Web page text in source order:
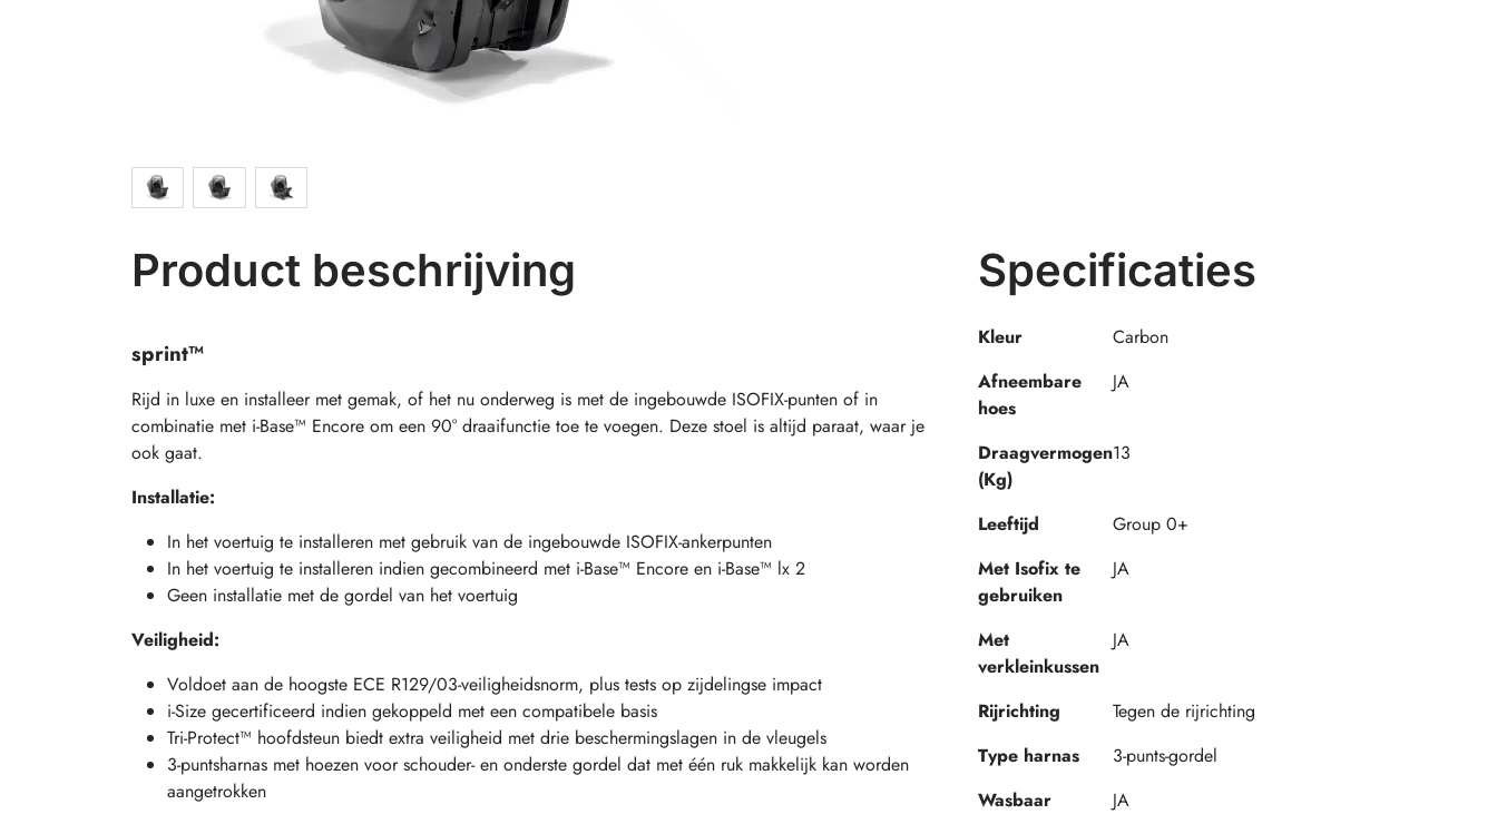
Product beschrijving
sprint™
Rijd in luxe en installeer met gemak, of het nu onderweg is met de ingebouwde ISOFIX-punten of in
combinatie met i-Base™ Encore om een 90° draaifunctie toe te voegen. Deze stoel is altijd paraat, waar je
ook gaat.
Installatie:
In het voertuig te installeren met gebruik van de ingebouwde ISOFIX-ankerpunten
In het voertuig te installeren indien gecombineerd met i-Base™ Encore en i-Base™ lx 2
Geen installatie met de gordel van het voertuig
Veiligheid:
Voldoet aan de hoogste ECE R129/03-veiligheidsnorm, plus tests op zijdelingse impact
i-Size gecertificeerd indien gekoppeld met een compatibele basis
Tri-Protect™ hoofdsteun biedt extra veiligheid met drie beschermingslagen in de vleugels
3-puntsharnas met hoezen voor schouder- en onderste gordel dat met één ruk makkelijk kan worden
aangetrokken
Specificaties
Kleur
Carbon
Afneembare
hoes
JA
Draagvermogen
(Kg)
13
Leeftijd
Group 0+
Met Isofix te
gebruiken
JA
Met
verkleinkussen
JA
Rijrichting
Tegen de rijrichting
Type harnas
3-punts-gordel
Wasbaar
JA